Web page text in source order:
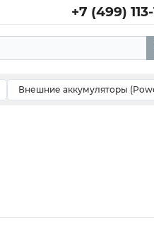
+7 (499)
Внешние аккумуляторы